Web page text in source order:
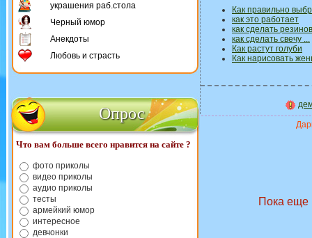
украшения раб.стола
Черный юмор
Анекдоты
Любовь и страсть
Опрос
Что вам больше всего нравится на сайте ?
фото приколы
видео приколы
аудио приколы
тесты
армейкий юмор
интересное
девчонки
Как правильно
как это работает
как сделать
как сделать свечу ...
Как растут голуби
Как нарисовать
Пока еще